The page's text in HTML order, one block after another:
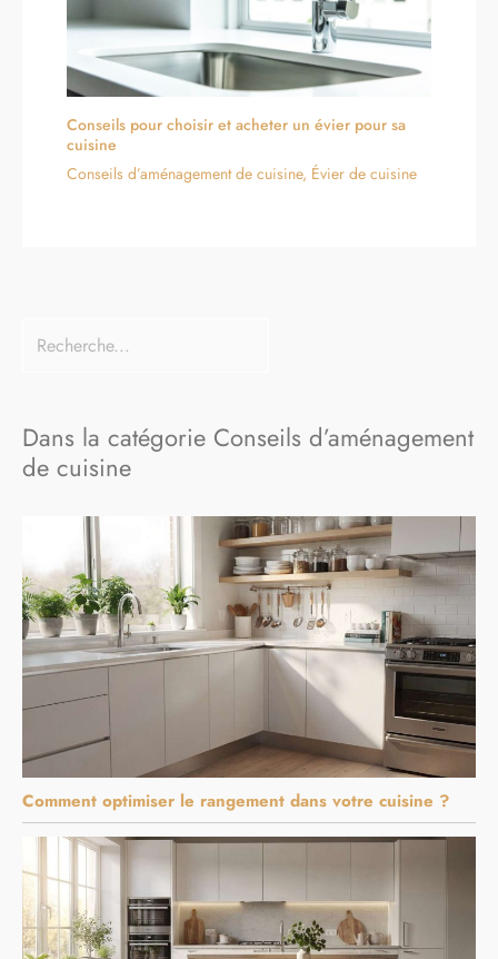
La poignée ergonomique
améliore le confort de prise
en main et réduit la fatigue.
Conseils pour choisir et acheter un évier pour sa
cuisine
Conseils d’aménagement de cuisine, Évier de cuisine
Dans la catégorie Conseils d’aménagement
de cuisine
Comment optimiser le rangement dans votre cuisine ?